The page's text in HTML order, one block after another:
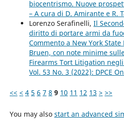
biocentrismo. Nuove
– A cura di D. Amirante e R.
Lorenzo Serafinelli, Il
diritto di portare armi da
Commento a New York State
Bruen, con note minime
Firearms Tort Litigation
Vol. 53 No. 3 (2022): DPCE
<< < 4 5 6 7 8 9 10 11 12 13 > >>
You may also start an advanced